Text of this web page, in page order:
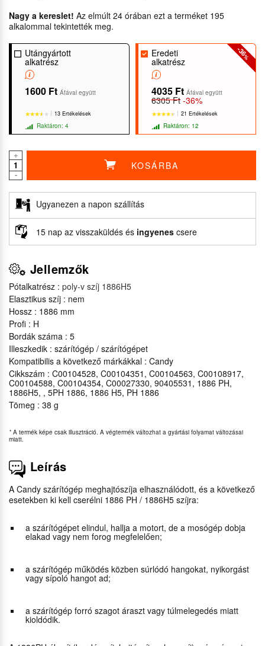
Nagy a kereslet! Az elmúlt 24 órában ezt a terméket 195
alkalommal tekintették meg.
Utángyártott
alkatrész
1600 Ft Áfával együtt
13 Ertékelések
Raktáron: 4
-36
%
Eredeti
alkatrész
4035 Ft Áfával együtt
6305 Ft -36%
21 Ertékelések
Raktáron: 12
+
-
KOSÁRBA
Ugyanezen a napon szállítás
15 nap az visszaküldés és ingyenes csere
Jellemzők
Pótalkatrész : poly-v szíj 1886H5
Elasztikus szíj : nem
Hossz : 1886 mm
Profi : H
Bordák száma : 5
Illeszkedik : szárítógép / szárítógépet
Kompatibilis a következő márkákkal : Candy
Cikkszám : C00104528, C00104351, C00104563, C00108917,
C00104588, C00104354, C00027330, 90405531, 1886 PH,
1886H5, , 5PH 1886, 1886 H5, PH 1886
Tömeg : 38 g
* A termék képe csak illusztráció. A végtermék változhat a gyártási folyamat változásai
miatt.
Leírás
A Candy szárítógép meghajtószíja elhasználódott, és a következő
esetekben ki kell cserélni 1886 PH / 1886H5 szíjra:
a szárítógépet elindul, hallja a motort, de a mosógép dobja
elakad vagy nem forog megfelelően;
a szárítógép működés közben súrlódó hangokat, nyikorgást
vagy sípoló hangot ad;
a szárítógép forró szagot áraszt vagy túlmelegedés miatt
kioldódik.